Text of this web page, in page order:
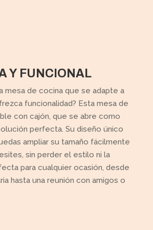
Y FUNCIONAL
mesa de cocina que se adapte a
funcionalidad? Esta mesa de
con cajón, que se abre como
perfecta. Su diseño único
ampliar su tamaño fácilmente
sin perder el estilo ni la
para cualquier ocasión, desde
hasta una reunión con amigos o